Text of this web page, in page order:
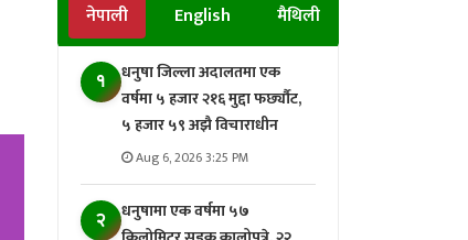
नेपाली English मैथिली
१
धनुषा जिल्ला अदालतमा एक
वर्षमा ५ हजार २१६ मुद्दा फर्छ्यौट,
५ हजार ५९ अझै विचाराधीन
Aug 6, 2026 3:25 PM
२
धनुषामा एक वर्षमा ५७